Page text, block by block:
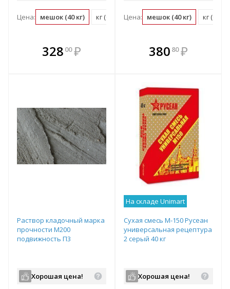
Цена: мешок (40 кг) кг (0.03 мешок)
328 00 ₽
В комплекте
всегда выгоднее!
Цена: мешок (40 кг) кг (0.03
В комплекте
всегда выгоднее!
380 80 ₽
Раствор кладочный марка
прочности М200
подвижность П3
Хорошая цена!
На складе Unimart
Сухая смесь М-150 Русеан
универсальная рецептура
2 серый 40 кг
Хорошая цена!